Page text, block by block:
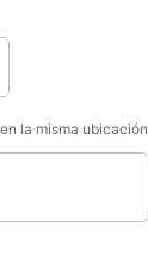
la misma ubicación